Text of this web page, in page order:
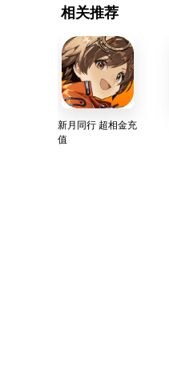
相关推荐
新月同行 超相金充
值